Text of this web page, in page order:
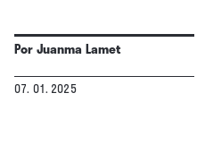
PorJuanma Lamet
07. 01. 2025